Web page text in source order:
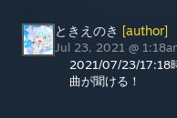
ときえのき [author]
Jul 23, 2021 @
2021/07/23/17:18
曲が聞ける！